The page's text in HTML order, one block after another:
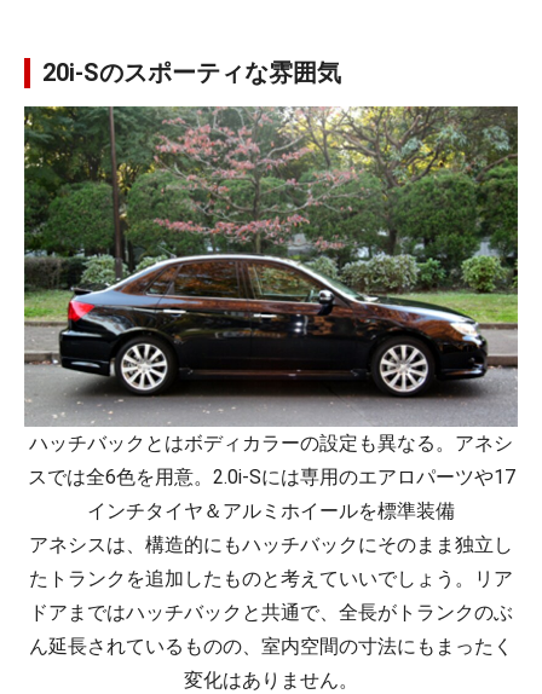
20i-Sのスポーティな雰囲気
ハッチバックとはボディカラーの設定も異なる。アネシ
スでは全6色を用意。2.0i-Sには専用のエアロパーツや17
インチタイヤ＆アルミホイールを標準装備
アネシスは、構造的にもハッチバックにそのまま独立し
たトランクを追加したものと考えていいでしょう。リア
ドアまではハッチバックと共通で、全長がトランクのぶ
ん延長されているものの、室内空間の寸法にもまったく
変化はありません。